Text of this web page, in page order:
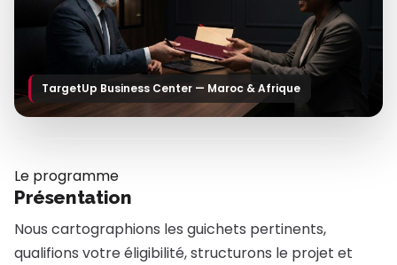
TargetUp Business Center — Maroc & Afrique
Le programme
Présentation
Nous cartographions les guichets pertinents,
qualifions votre éligibilité, structurons le projet et